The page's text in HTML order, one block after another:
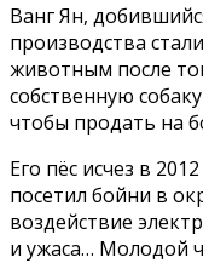
Ванг Ян,
производства
животным после
собственную
чтобы продать на
Его пёс исчез в
посетил бойни в
воздействие
и ужаса… Молодой